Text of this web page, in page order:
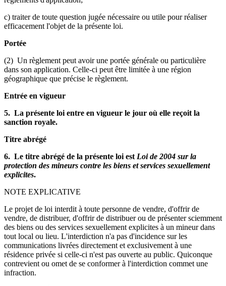
c) traiter de toute question jugée nécessaire ou utile pour réaliser
efficacement l'objet de la présente loi.
Portée
(2) Un règlement peut avoir une portée générale ou particulière
dans son application. Celle-ci peut être limitée à une région
géographique que précise le règlement.
Entrée en vigueur
5. La présente loi entre en vigueur le jour où elle reçoit la
sanction royale.
Titre abrégé
6. Le titre abrégé de la présente loi est Loi de 2004 sur la
protection des mineurs contre les biens et services sexuellement
explicites.
NOTE EXPLICATIVE
Le projet de loi interdit à toute personne de vendre, d'offrir de
vendre, de distribuer, d'offrir de distribuer ou de présenter sciemment
des biens ou des services sexuellement explicites à un mineur dans
tout local ou lieu. L'interdiction n'a pas d'incidence sur les
communications livrées directement et exclusivement à une
résidence privée si celle-ci n'est pas ouverte au public. Quiconque
contrevient ou omet de se conformer à l'interdiction commet une
infraction.